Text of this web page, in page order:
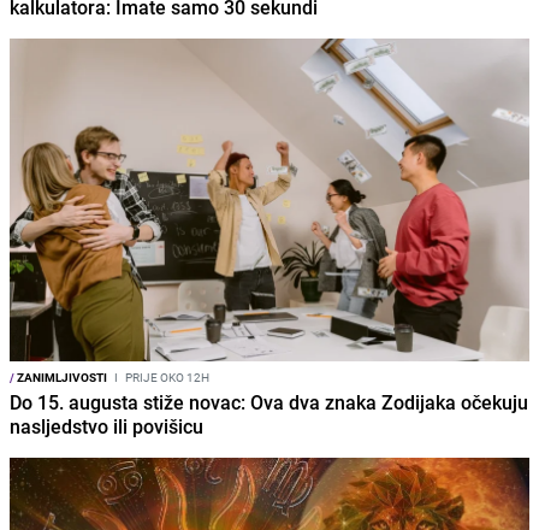
kalkulatora: Imate samo 30 sekundi
/ZANIMLJIVOSTI I PRIJE OKO 12H
Do 15. augusta stiže novac: Ova dva znaka Zodijaka očekuju
nasljedstvo ili povišicu